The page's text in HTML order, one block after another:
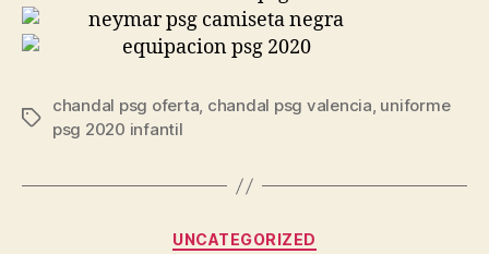
Etiquetas
chandal psg oferta, chandal psg valencia, uniforme
psg 2020 infantil
Categorías
UNCATEGORIZED